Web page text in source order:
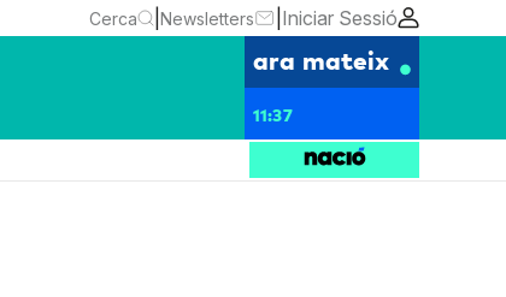
Cerca Newsletters Iniciar Sessió
ara mateix
11:37